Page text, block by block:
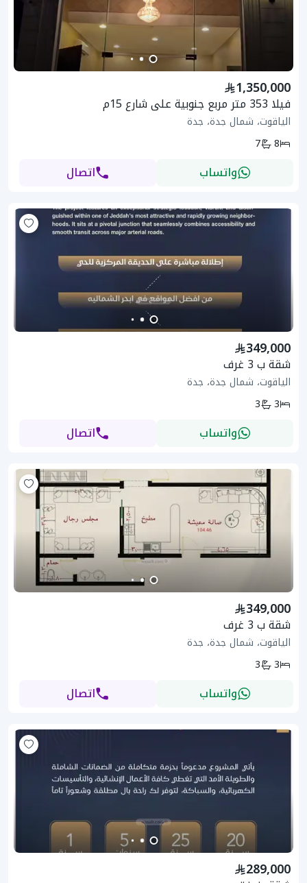
1,350,000
فيلا 353 متر مربع جنوبية على شارع 15م
الياقوت، شمال جدة، جدة
8
7
واتساب اتصال
349,000
شقة ب 3 غرف
الياقوت، شمال جدة، جدة
3
3
واتساب اتصال
349,000
شقة ب 3 غرف
الياقوت، شمال جدة، جدة
3
3
واتساب اتصال
289,000